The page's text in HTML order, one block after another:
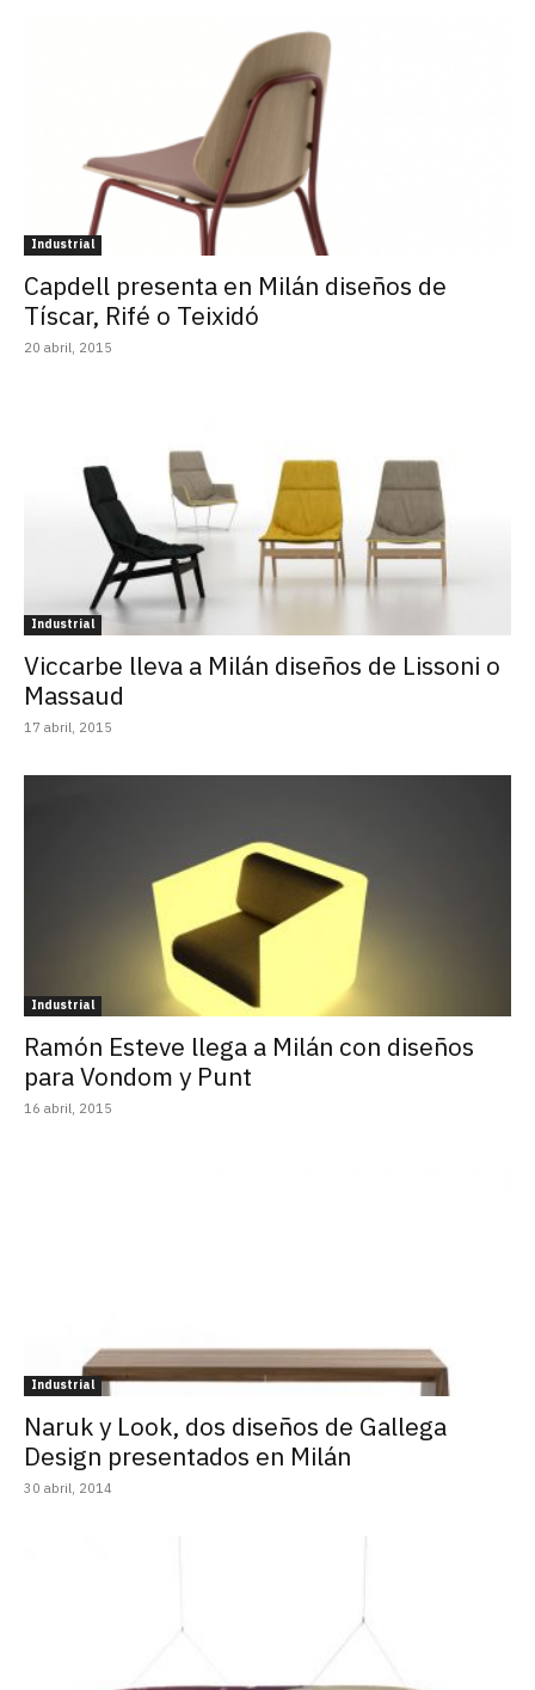
Industrial
Capdell presenta en Milán diseños de
Tíscar, Rifé o Teixidó
20 abril, 2015
Industrial
Viccarbe lleva a Milán diseños de Lissoni o
Massaud
17 abril, 2015
Industrial
Ramón Esteve llega a Milán con diseños
para Vondom y Punt
16 abril, 2015
Industrial
Naruk y Look, dos diseños de Gallega
Design presentados en Milán
30 abril, 2014